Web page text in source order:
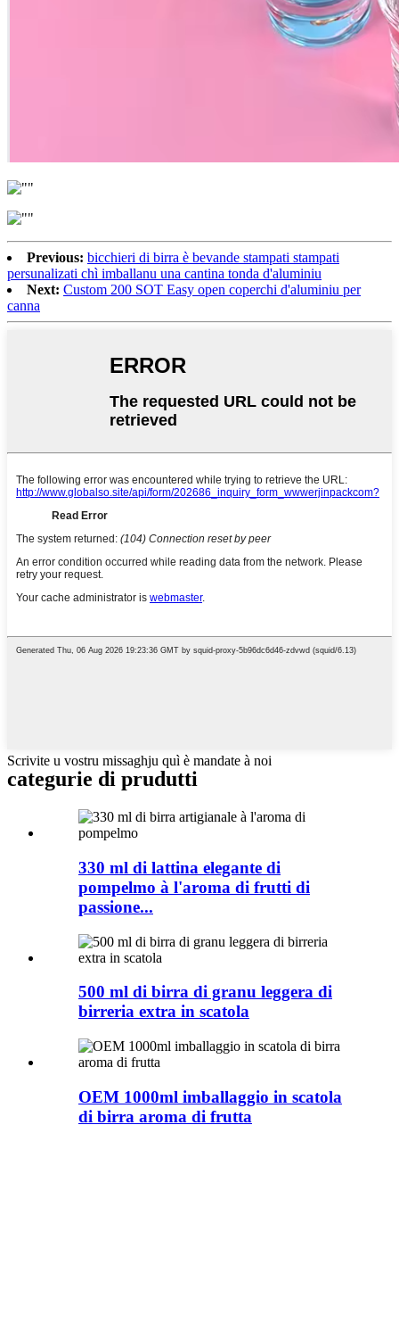
Previous: bicchieri di birra è bevande stampati stampati
persunalizati chì imballanu una cantina tonda d'aluminiu
Next: Custom 200 SOT Easy open coperchi d'aluminiu per
canna
Scrivite u vostru missaghju quì è mandate à noi
categurie di prudutti
330 ml di lattina elegante di
pompelmo à l'aroma di frutti di
passione...
500 ml di birra di granu leggera di
birreria extra in scatola
OEM 1000ml imballaggio in scatola
di birra aroma di frutta